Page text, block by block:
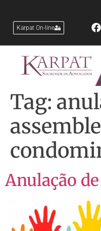
Karpat On-line
Tag:
Anulação